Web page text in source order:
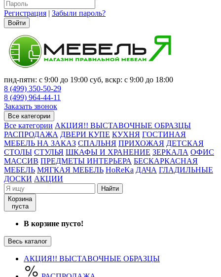
Регистрация | Забыли пароль?
Войти
пнд-пятн: с 9:00 до 19:00 суб, вскр: с 9:00 до 18:00
8 (499) 350-50-29
8 (499) 964-44-11
Заказать звонок
Все категории
Все категории АКЦИЯ!! ВЫСТАВОЧНЫЕ ОБРАЗЦЫ
РАСПРОДАЖА ДВЕРИ КУПЕ КУХНЯ ГОСТИНАЯ
МЕБЕЛЬ НА ЗАКАЗ СПАЛЬНЯ ПРИХОЖАЯ ДЕТСКАЯ
СТОЛЫ СТУЛЬЯ ШКАФЫ И ХРАНЕНИЕ ЗЕРКАЛА ОФИС
МАССИВ ПРЕДМЕТЫ ИНТЕРЬЕРА БЕСКАРКАСНАЯ
МЕБЕЛЬ МЯГКАЯ МЕБЕЛЬ HoReKa ДАЧА ГЛАДИЛЬНЫЕ
ДОСКИ АКЦИИ
Найти
Корзина
пуста
В корзине пусто!
Весь каталог
АКЦИЯ!! ВЫСТАВОЧНЫЕ ОБРАЗЦЫ